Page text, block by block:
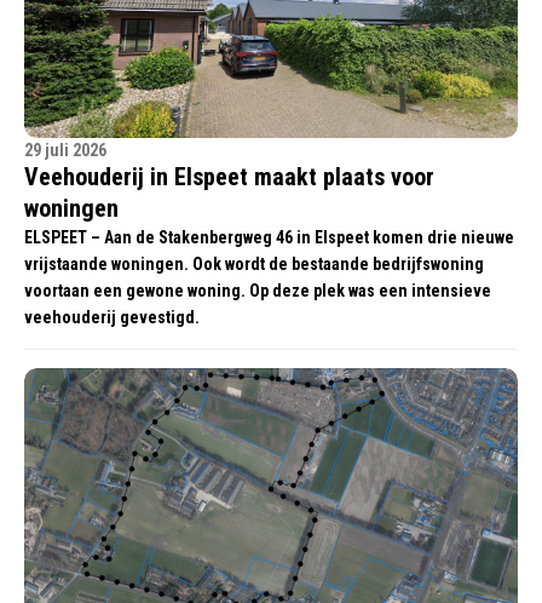
29 juli 2026
Veehouderij in Elspeet maakt plaats voor
woningen
ELSPEET – Aan de Stakenbergweg 46 in Elspeet komen drie nieuwe
vrijstaande woningen. Ook wordt de bestaande bedrijfswoning
voortaan een gewone woning. Op deze plek was een intensieve
veehouderij gevestigd.